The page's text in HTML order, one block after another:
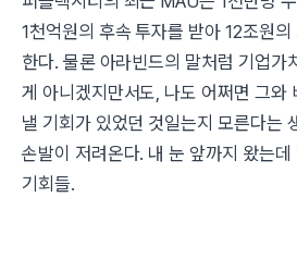
1천억원의 후속 투자를 받아 12조원
한다. 물론 아라빈드의 말처럼 기업가
게 아니겠지만서도, 나도 어쩌면 그와
낼 기회가 있었던 것일는지 모른다는
손발이 저려온다. 내 눈 앞까지 왔는데
기회들.